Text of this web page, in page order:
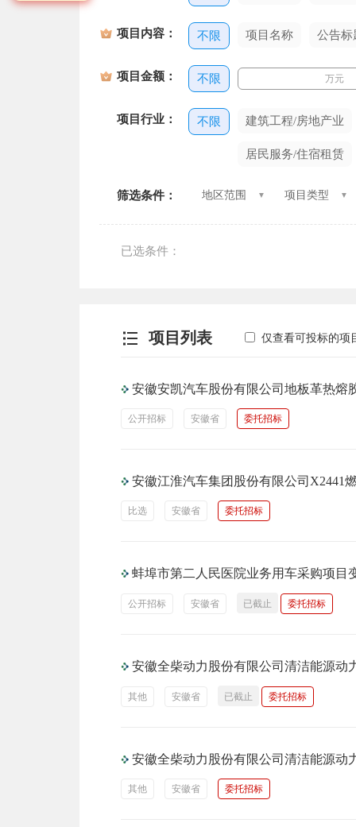
项目内容： 不限 项目名称 公告标
项目金额： 不限 万元
项目行业： 不限 建筑工程/房地产业
居民服务/住宿租赁
筛选条件： 地区范围 项目类型
已选条件：
仅查看可投标的项
项目列表
安徽安凯汽车股份有限公司地板革热熔
公开招标 安徽省 委托招标
安徽江淮汽车集团股份有限公司X2441
比选 安徽省 委托招标
蚌埠市第二人民医院业务用车采购项目
公开招标 安徽省 已截止 委托招标
安徽全柴动力股份有限公司清洁能源动
其他 安徽省 已截止 委托招标
安徽全柴动力股份有限公司清洁能源动
其他 安徽省 委托招标